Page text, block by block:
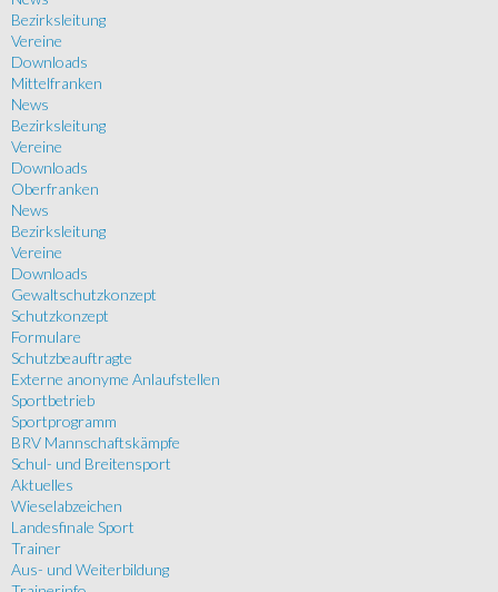
Bezirksleitung
Vereine
Downloads
Mittelfranken
News
Bezirksleitung
Vereine
Downloads
Oberfranken
News
Bezirksleitung
Vereine
Downloads
Gewaltschutzkonzept
Schutzkonzept
Formulare
Schutzbeauftragte
Externe anonyme Anlaufstellen
Sportbetrieb
Sportprogramm
BRV Mannschaftskämpfe
Schul- und Breitensport
Aktuelles
Wieselabzeichen
Landesfinale Sport
Trainer
Aus- und Weiterbildung